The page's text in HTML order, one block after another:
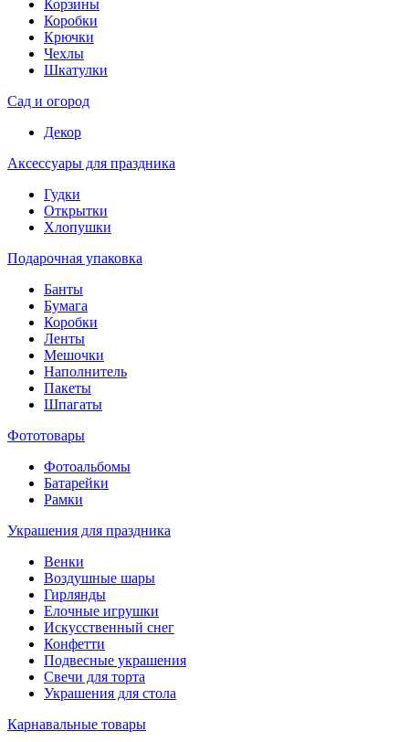
Корзины
Коробки
Крючки
Чехлы
Шкатулки
Сад и огород
Декор
Аксессуары для праздника
Гудки
Открытки
Хлопушки
Подарочная упаковка
Банты
Бумага
Коробки
Ленты
Мешочки
Наполнитель
Пакеты
Шпагаты
Фототовары
Фотоальбомы
Батарейки
Рамки
Украшения для праздника
Венки
Воздушные шары
Гирлянды
Елочные игрушки
Искусственный снег
Конфетти
Подвесные украшения
Свечи для торта
Украшения для стола
Карнавальные товары